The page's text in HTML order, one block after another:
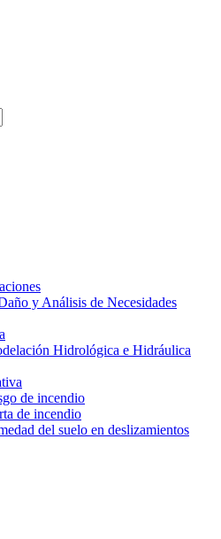
y Análisis de Necesidades
Hidrológica e Hidráulica
de incendio
de incendio
del suelo en deslizamientos